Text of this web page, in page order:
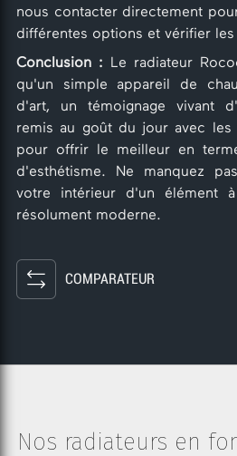
nous contacter directement
différentes options et vérifier
Conclusion : Le radiateur
qu'un simple appareil de
d'art, un témoignage vivant
remis au goût du jour avec les
pour offrir le meilleur en
d'esthétisme. Ne manquez
votre intérieur d'un élément
résolument moderne.
COMPARATEUR
Nos radiateurs en